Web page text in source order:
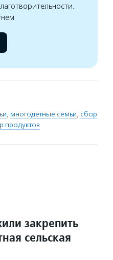
, многодетные семьи, сбор
продуктов
закрепить
сельская